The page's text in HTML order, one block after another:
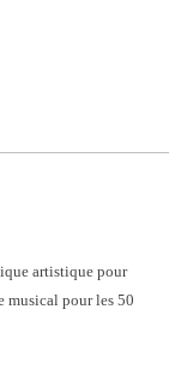
artistique pour
musical pour les 50